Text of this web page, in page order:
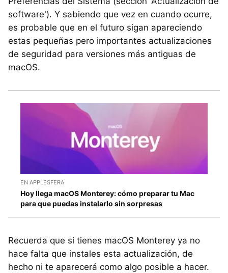
software'). Y sabiendo que vez en cuando ocurre,
es probable que en el futuro sigan apareciendo
estas pequeñas pero importantes actualizaciones
de seguridad para versiones más antiguas de
macOS.
EN APPLESFERA
Hoy llega macOS Monterey: cómo preparar tu Mac
para que puedas instalarlo sin sorpresas
Recuerda que si tienes macOS Monterey ya no
hace falta que instales esta actualización, de
hecho ni te aparecerá como algo posible a hacer.